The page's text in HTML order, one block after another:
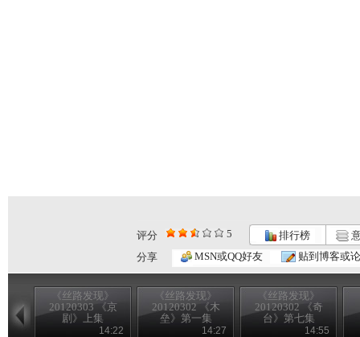
评分 5 排行榜
分享
MSN或QQ好友 贴到博客或
《丝路发现》
20120303 《京
剧》上集
14:22
《丝路发现》
20120302 《木
垒》第一集
14:27
《丝路发现》
20120302 《奇
台》第七集
14:55